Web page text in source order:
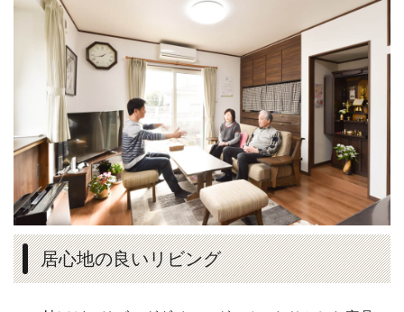
居心地の良いリビング